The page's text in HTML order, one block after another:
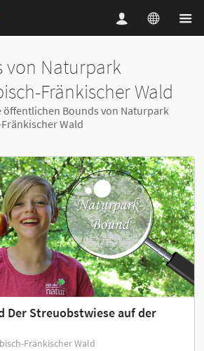
von Naturpark
Fränkischer Wald
öffentlichen Bounds von Naturpark
Wald
Der Streuobstwiese auf der
Fränkischer Wald